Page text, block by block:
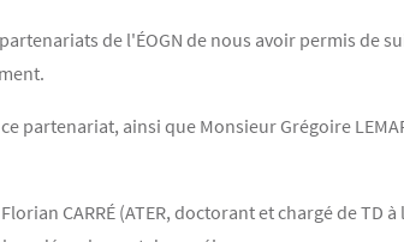
de l'ÉOGN de nous avoir permis de
partenariat, ainsi que Monsieur Grégoire
CARRÉ (ATER, doctorant et chargé de TD à